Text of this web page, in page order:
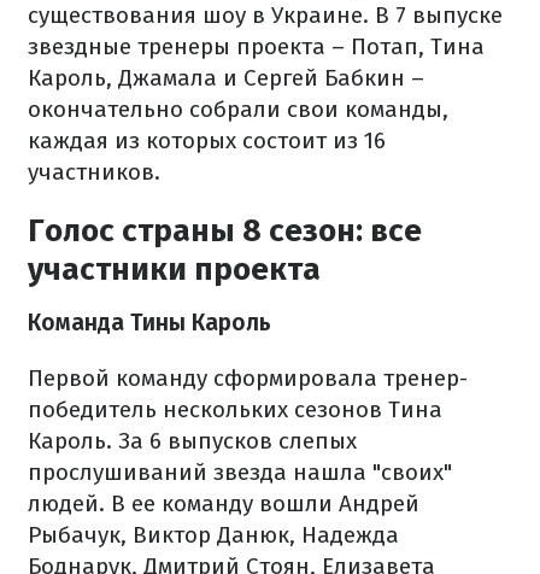
существования шоу в Украине. В 7 выпуске
звездные тренеры проекта – Потап, Тина
Кароль, Джамала и Сергей Бабкин –
окончательно собрали свои команды,
каждая из которых состоит из 16
участников.
Голос страны 8 сезон: все
участники проекта
Команда Тины Кароль
Первой команду сформировала тренер-
победитель нескольких сезонов Тина
Кароль. За 6 выпусков слепых
прослушиваний звезда нашла "своих"
людей. В ее команду вошли Андрей
Рыбачук, Виктор Данюк, Надежда
Боднарук, Дмитрий Стоян, Елизавета